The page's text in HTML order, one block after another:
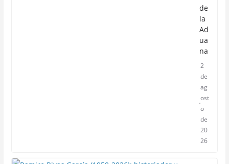
de
la
Ad
ua
na
2
de
ag
ost
o
de
20
26